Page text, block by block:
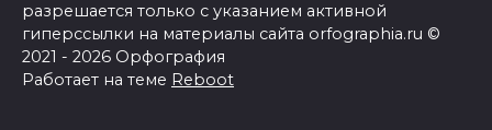
разрешается только с указанием активной
гиперссылки на материалы сайта orfographia.ru ©
2021 - 2026 Орфография
Работает на теме Reboot